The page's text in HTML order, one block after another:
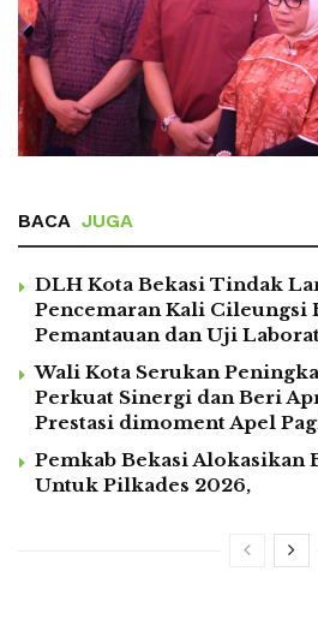
BACA JUGA
DLH Kota Bekasi Tindak
Pencemaran Kali Cileungsi
Pemantauan dan Uji
Wali Kota Serukan
Perkuat Sinergi dan Beri
Prestasi dimoment Apel
Pemkab Bekasi Alokasikan
Untuk Pilkades 2026,